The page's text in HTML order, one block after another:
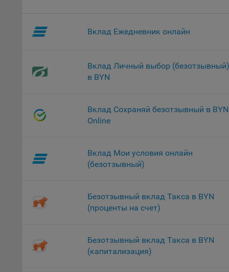
На
Вклад Ежедневник онлайн
Вклад Личный выбор (безотзывный)
в BYN
Вклад Сохраняй безотзывный в BYN
Online
Вклад Мои условия онлайн
(безотзывный)
Безотзывный вклад Такса в BYN
(проценты на счет)
Безотзывный вклад Такса в BYN
(капитализация)